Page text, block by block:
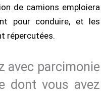
de camions emploiera
pour conduire, et les
répercutées.
avec parcimonie
dont vous avez